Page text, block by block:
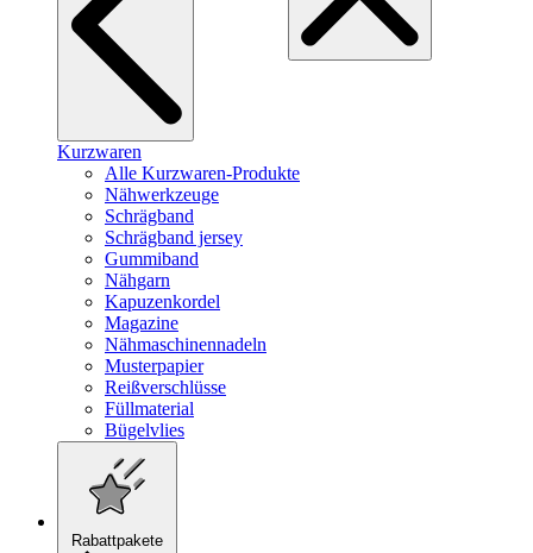
Kurzwaren
Alle Kurzwaren-Produkte
Nähwerkzeuge
Schrägband
Schrägband jersey
Gummiband
Nähgarn
Kapuzenkordel
Magazine
Nähmaschinennadeln
Musterpapier
Reißverschlüsse
Füllmaterial
Bügelvlies
Rabattpakete